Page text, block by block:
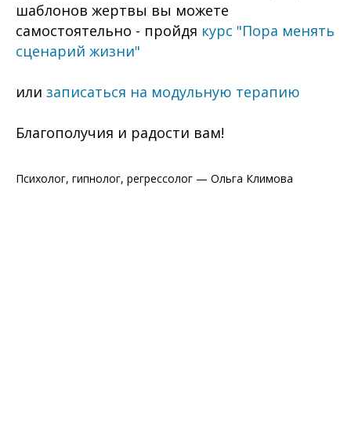
шаблонов жертвы вы можете
самостоятельно - пройдя курс "Пора менять
сценарий жизни"
или записаться на модульную терапию
Благополучия и радости вам!
Психолог, гипнолог, регрессолог — Ольга Климова